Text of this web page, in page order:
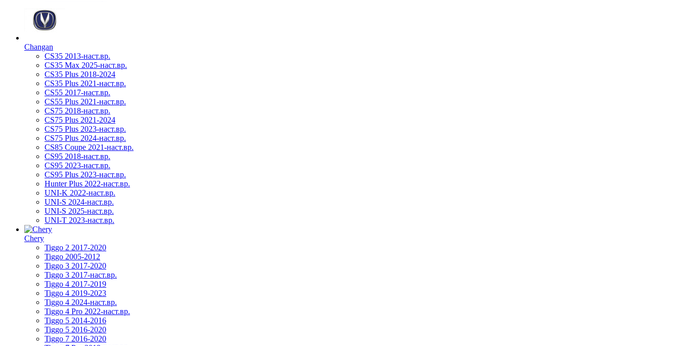
Changan
CS35 2013-наст.вр.
CS35 Max 2025-наст.вр.
CS35 Plus 2018-2024
CS35 Plus 2021-наст.вр.
CS55 2017-наст.вр.
CS55 Plus 2021-наст.вр.
CS75 2018-наст.вр.
CS75 Plus 2021-2024
CS75 Plus 2023-наст.вр.
CS75 Plus 2024-наст.вр.
CS85 Coupe 2021-наст.вр.
CS95 2018-наст.вр.
CS95 2023-наст.вр.
CS95 Plus 2023-наст.вр.
Hunter Plus 2022-наст.вр.
UNI-K 2022-наст.вр.
UNI-S 2024-наст.вр.
UNI-S 2025-наст.вр.
UNI-T 2023-наст.вр.
Chery
Tiggo 2 2017-2020
Tiggo 2005-2012
Tiggo 3 2017-2020
Tiggo 3 2017-наст.вр.
Tiggo 4 2017-2019
Tiggo 4 2019-2023
Tiggo 4 2024-наст.вр.
Tiggo 4 Pro 2022-наст.вр.
Tiggo 5 2014-2016
Tiggo 5 2016-2020
Tiggo 7 2016-2020